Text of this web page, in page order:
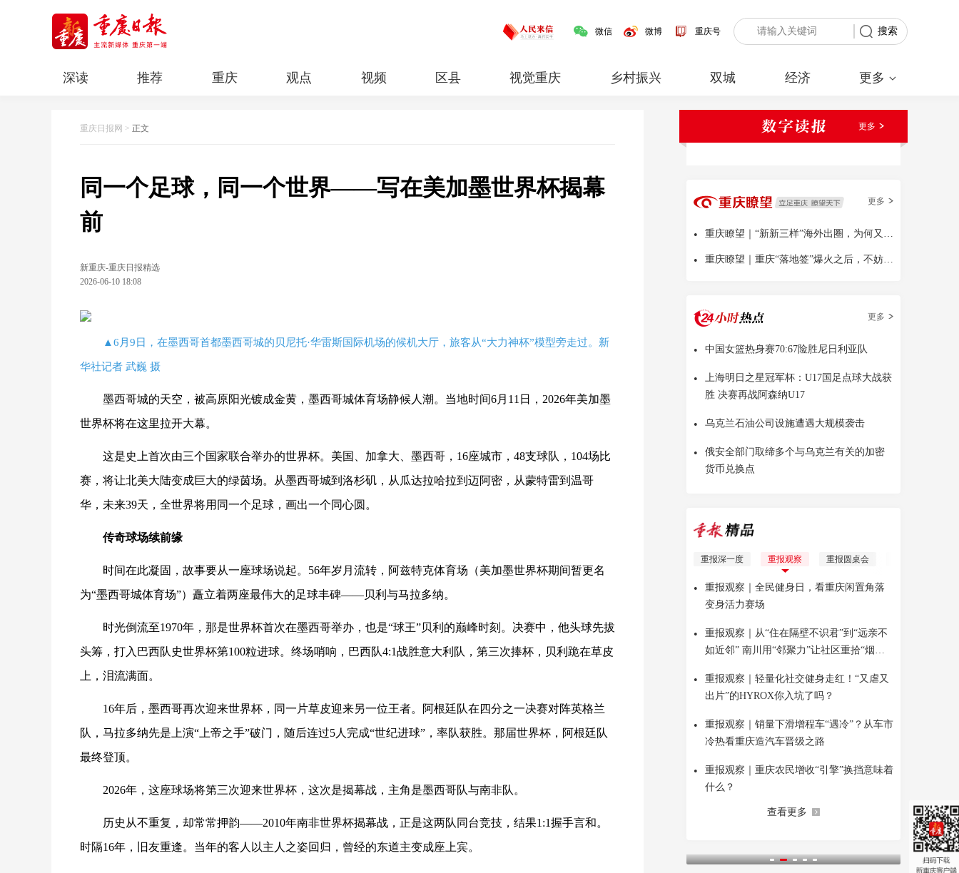
微信 微博 重庆号 搜索
深读 推荐 重庆 观点 视频 区县 视觉重庆 乡村振兴 双城 经济 更多
重庆日报网 > 正文
同一个足球，同一个世界——写在美加墨世界杯揭幕
前
新重庆-重庆日报精选
2026-06-10 18:08
▲6月9日，在墨西哥首都墨西哥城的贝尼托·华雷斯国际机场的候机大厅，旅客从“大力神杯”模型旁走过。新
华社记者 武巍 摄
墨西哥城的天空，被高原阳光镀成金黄，墨西哥城体育场静候人潮。当地时间6月11日，2026年美加墨
世界杯将在这里拉开大幕。
这是史上首次由三个国家联合举办的世界杯。美国、加拿大、墨西哥，16座城市，48支球队，104场比
赛，将让北美大陆变成巨大的绿茵场。从墨西哥城到洛杉矶，从瓜达拉哈拉到迈阿密，从蒙特雷到温哥
华，未来39天，全世界将用同一个足球，画出一个同心圆。
传奇球场续前缘
时间在此凝固，故事要从一座球场说起。56年岁月流转，阿兹特克体育场（美加墨世界杯期间暂更名
为“墨西哥城体育场”）矗立着两座最伟大的足球丰碑——贝利与马拉多纳。
时光倒流至1970年，那是世界杯首次在墨西哥举办，也是“球王”贝利的巅峰时刻。决赛中，他头球先拔
头筹，打入巴西队史世界杯第100粒进球。终场哨响，巴西队4:1战胜意大利队，第三次捧杯，贝利跪在草皮
上，泪流满面。
16年后，墨西哥再次迎来世界杯，同一片草皮迎来另一位王者。阿根廷队在四分之一决赛对阵英格兰
队，马拉多纳先是上演“上帝之手”破门，随后连过5人完成“世纪进球”，率队获胜。那届世界杯，阿根廷队
最终登顶。
2026年，这座球场将第三次迎来世界杯，这次是揭幕战，主角是墨西哥队与南非队。
历史从不重复，却常常押韵——2010年南非世界杯揭幕战，正是这两队同台竞技，结果1:1握手言和。
时隔16年，旧友重逢。当年的客人以主人之姿回归，曾经的东道主变成座上宾。
更多
更多
• 重庆瞭望｜“新新三样”海外出圈，为何又是中国
• 重庆瞭望｜重庆“落地签”爆火之后，不妨多问几句
更多
• 中国女篮热身赛70:67险胜尼日利亚队
•
上海明日之星冠军杯：U17国足点球大战获
胜 决赛再战阿森纳U17
• 乌克兰石油公司设施遭遇大规模袭击
•
俄安全部门取缔多个与乌克兰有关的加密
货币兑换点
重报深一度 重报观察 重报圆桌会
•
重报观察｜全民健身日，看重庆闲置角落
变身活力赛场
•
重报观察｜从“住在隔壁不识君”到“远亲不
如近邻” 南川用“邻聚力”让社区重拾“烟火
•
重报观察｜轻量化社交健身走红！“又虐又
出片”的HYROX你入坑了吗？
•
重报观察｜销量下滑增程车“遇冷”？从车市
冷热看重庆造汽车晋级之路
•
重报观察｜重庆农民增收“引擎”换挡意味着
什么？
查看更多